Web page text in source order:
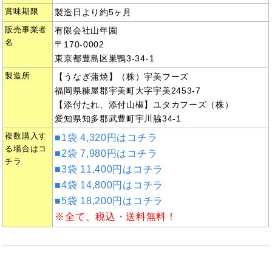
賞味期限 製造日より約5ヶ月
販売事業者
名
有限会社山年園
〒170-0002
東京都豊島区巣鴨3-34-1
製造所
【うなぎ蒲焼】（株）宇美フーズ
福岡県糠屋郡宇美町大字宇美2453-7
【添付たれ、添付山椒】ユタカフーズ（株）
愛知県知多郡武豊町宇川脇34-1
複数購入す
る場合はコ
チラ
■1袋 4,320円はコチラ
■2袋 7,980円はコチラ
■3袋 11,400円はコチラ
■4袋 14,800円はコチラ
■5袋 18,200円はコチラ
※全て、税込・送料無料！